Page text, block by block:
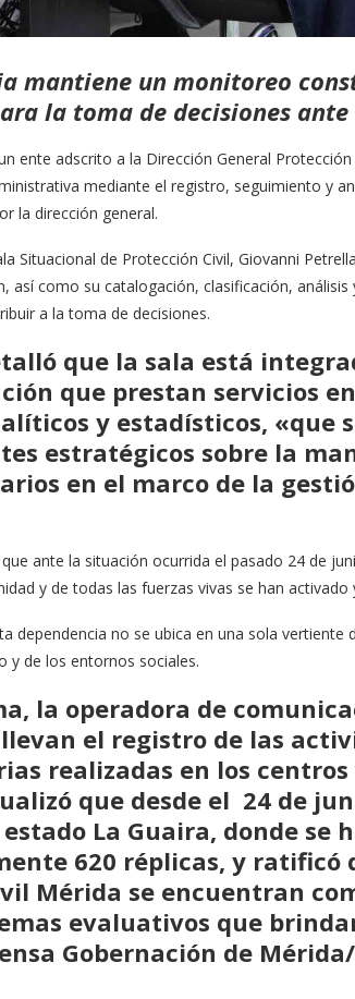
mantiene un monitoreo
la toma de decisiones
ente adscrito a la Dirección General
mediante el registro, seguimiento y
la dirección general.
Situacional de Protección Civil, Giovanni
así como su catalogación, clasificación, análisis
a la toma de decisiones.
que la sala está
que prestan servicios
y estadísticos, «que
estratégicos sobre la
en el marco de la
ante la situación ocurrida el pasado 24 de
y de todas las fuerzas vivas se han
dependencia no se ubica en una sola
y de los entornos sociales.
la operadora de
el registro de las
realizadas en los
que desde el 24 de
La Guaira, donde se
620 réplicas, y ratificó
Mérida se encuentran
evaluativos que
Gobernación de